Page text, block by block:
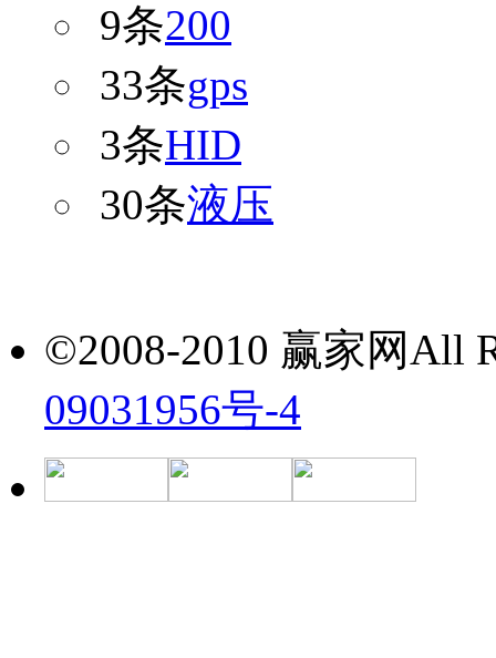
9条200
33条gps
3条HID
30条液压
©2008-2010 赢家网All
09031956号-4